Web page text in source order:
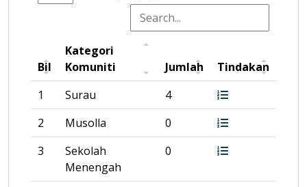
Bil
Kategori
Komuniti
Jumlah
Tindakan
1
Surau
4
2
Musolla
0
3
Sekolah
Menengah
0